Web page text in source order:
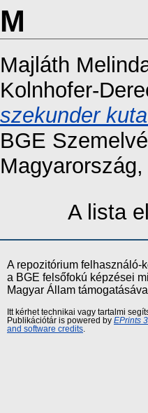
M
Majláth
Kolnhofer-
szekunder
BGE
A lista
A repozitórium felhasználó-
a BGE felsőfokú képzései
Magyar Állam
Itt kérhet technikai vagy tartalmi
Publikációtár is powered by EPrints 3
and software credits